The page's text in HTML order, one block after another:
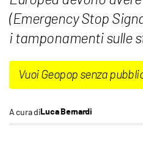
(Emergency Stop
i tamponamenti sulle
Vuoi Geopop senza
A cura diLuca Bernardi